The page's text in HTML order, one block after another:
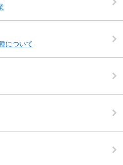
について